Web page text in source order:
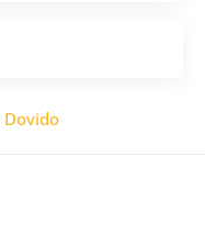
Dovido